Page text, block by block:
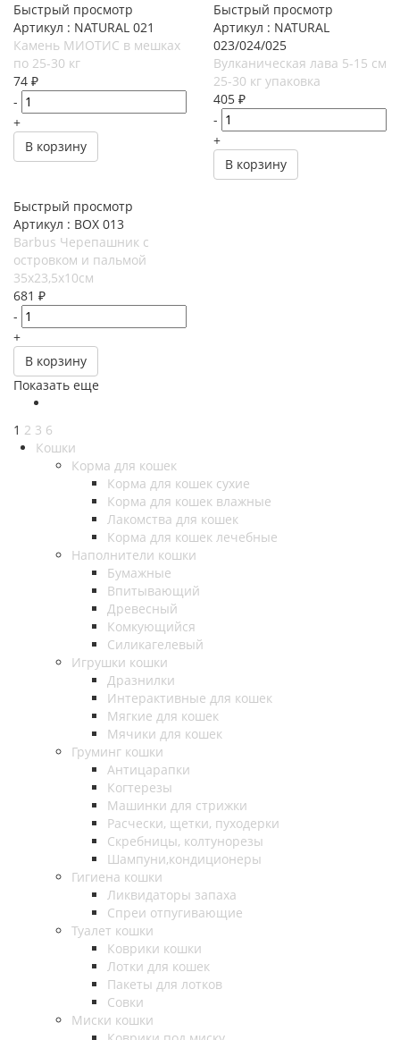
Быстрый просмотр
Артикул : NATURAL 021
Камень МИОТИС в мешках
по 25-30 кг
74 ₽
-
+
В корзину
Быстрый просмотр
Артикул : NATURAL
023/024/025
Вулканическая лава 5-15 см
25-30 кг упаковка
405 ₽
-
+
В корзину
Быстрый просмотр
Артикул : BOX 013
Barbus Черепашник с
островком и пальмой
35х23,5х10см
681 ₽
-
+
В корзину
Показать еще
1 2 3 6
Кошки
Корма для кошек
Корма для кошек сухие
Корма для кошек влажные
Лакомства для кошек
Корма для кошек лечебные
Наполнители кошки
Бумажные
Впитывающий
Древесный
Комкующийся
Силикагелевый
Игрушки кошки
Дразнилки
Интерактивные для кошек
Мягкие для кошек
Мячики для кошек
Груминг кошки
Антицарапки
Когтерезы
Машинки для стрижки
Расчески, щетки, пуходерки
Скребницы, колтунорезы
Шампуни,кондиционеры
Гигиена кошки
Ликвидаторы запаха
Спреи отпугивающие
Туалет кошки
Коврики кошки
Лотки для кошек
Пакеты для лотков
Совки
Миски кошки